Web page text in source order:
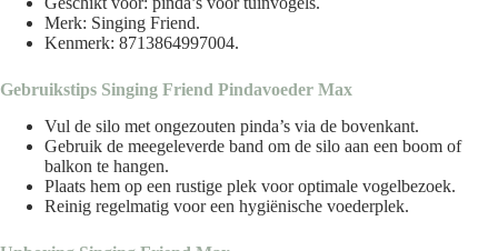
Merk: Singing Friend.
Kenmerk: 8713864997004.
Gebruikstips Singing Friend Pindavoeder Max
Vul de silo met ongezouten pinda’s via de bovenkant.
Gebruik de meegeleverde band om de silo aan een boom of
balkon te hangen.
Plaats hem op een rustige plek voor optimale vogelbezoek.
Reinig regelmatig voor een hygiënische voederplek.